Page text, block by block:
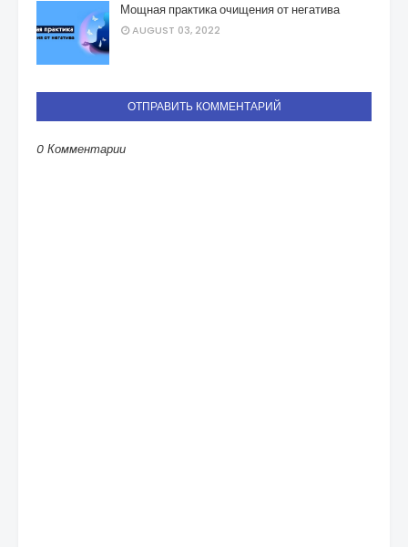
Мощная практика очищения от негатива
AUGUST 03, 2022
ОТПРАВИТЬ КОММЕНТАРИЙ
0 Комментарии